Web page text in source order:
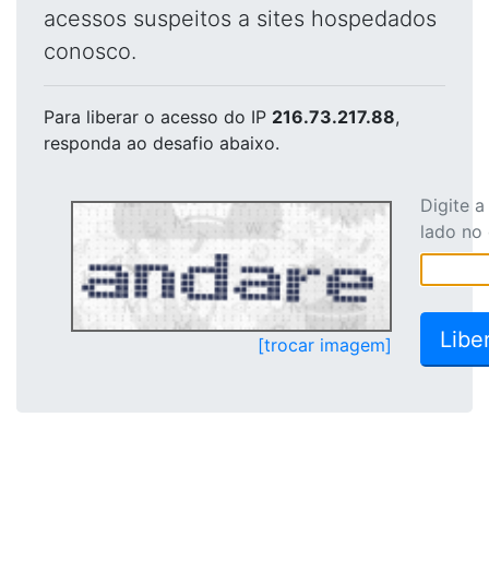
acessos suspeitos a sites hospedados
conosco.
Para liberar o acesso do IP 216.73.217.88,
responda ao desafio abaixo.
[trocar imagem]
Digite
lado no